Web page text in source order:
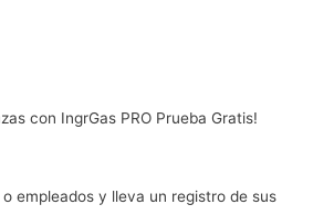
con IngrGas PRO Prueba Gratis!
empleados y lleva un registro de sus